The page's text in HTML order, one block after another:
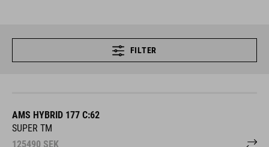
AMS HYBRID 177 C:62
SUPER TM
125490 SEK